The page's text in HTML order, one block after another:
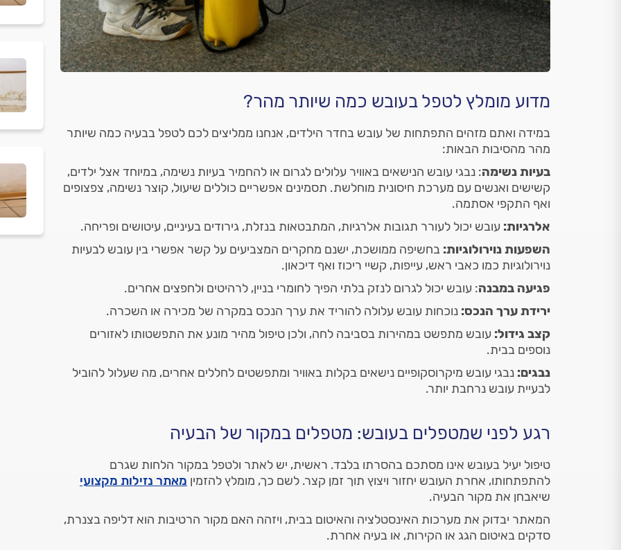
מדוע מומלץ לטפל בעובש כמה שיותר מהר?
במידה ואתם מזהים התפתחות של עובש בחדר הילדים, אנחנו ממליצים לכם לטפל בבעיה כמה שיותר
מהר מהסיבות הבאות:
בעיות נשימה: נבגי עובש הנישאים באוויר עלולים לגרום או להחמיר בעיות נשימה, במיוחד אצל ילדים,
קשישים ואנשים עם מערכת חיסונית מוחלשת. תסמינים אפשריים כוללים שיעול, קוצר נשימה, צפצופים
ואף התקפי אסתמה.
אלרגיות: עובש יכול לעורר תגובות אלרגיות, המתבטאות בנזלת, גירודים בעיניים, עיטושים ופריחה.
השפעות נוירולוגיות: בחשיפה ממושכת, ישנם מחקרים המצביעים על קשר אפשרי בין עובש לבעיות
נוירולוגיות כמו כאבי ראש, עייפות, קשיי ריכוז ואף דיכאון.
פגיעה במבנה: עובש יכול לגרום לנזק בלתי הפיך לחומרי בניין, לרהיטים ולחפצים אחרים.
ירידת ערך הנכס: נוכחות עובש עלולה להוריד את ערך הנכס במקרה של מכירה או השכרה.
קצב גידול: עובש מתפשט במהירות בסביבה לחה, ולכן טיפול מהיר מונע את התפשטותו לאזורים
נוספים בבית.
נבגים: נבגי עובש מיקרוסקופיים נישאים בקלות באוויר ומתפשטים לחללים אחרים, מה שעלול להוביל
לבעיית עובש נרחבת יותר.
רגע לפני שמטפלים בעובש: מטפלים במקור של הבעיה
טיפול יעיל בעובש אינו מסתכם בהסרתו בלבד. ראשית, יש לאתר ולטפל במקור הלחות שגרם
להתפתחותו, אחרת העובש יחזור ויצוץ תוך זמן קצר. לשם כך, מומלץ להזמין מאתר נזילות מקצועי
שיאבחן את מקור הבעיה.
המאתר יבדוק את מערכות האינסטלציה והאיטום בבית, ויזהה האם מקור הרטיבות הוא דליפה בצנרת,
סדקים באיטום הגג או הקירות, או בעיה אחרת.